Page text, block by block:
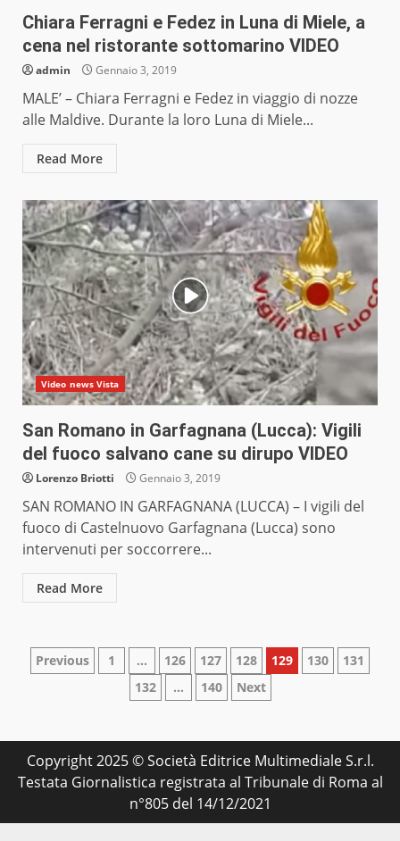
Chiara Ferragni e Fedez in Luna di Miele, a
cena nel ristorante sottomarino VIDEO
admin Gennaio 3, 2019
MALE’ – Chiara Ferragni e Fedez in viaggio di nozze
alle Maldive. Durante la loro Luna di Miele...
Read More
Video news Vista
San Romano in Garfagnana (Lucca): Vigili
del fuoco salvano cane su dirupo VIDEO
Lorenzo Briotti Gennaio 3, 2019
SAN ROMANO IN GARFAGNANA (LUCCA) – I vigili del
fuoco di Castelnuovo Garfagnana (Lucca) sono
intervenuti per soccorrere...
Read More
Paginazione
articoli
Previous 1 … 126 127 128 129 130
131
132
… 140 Next
Copyright 2025 © Società Editrice Multimediale S.r.l.
Testata Giornalistica registrata al Tribunale di Roma al
n°805 del 14/12/2021